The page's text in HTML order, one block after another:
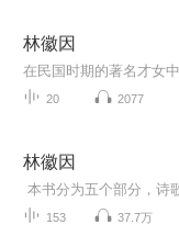
林徽因
20 2077
林徽因
153 37.7万